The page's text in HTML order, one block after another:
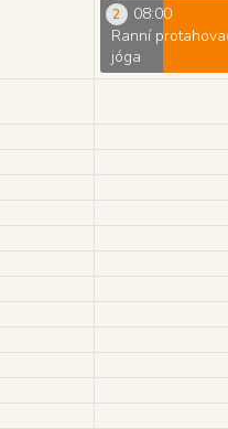
2
08:00
Ranní
jóga